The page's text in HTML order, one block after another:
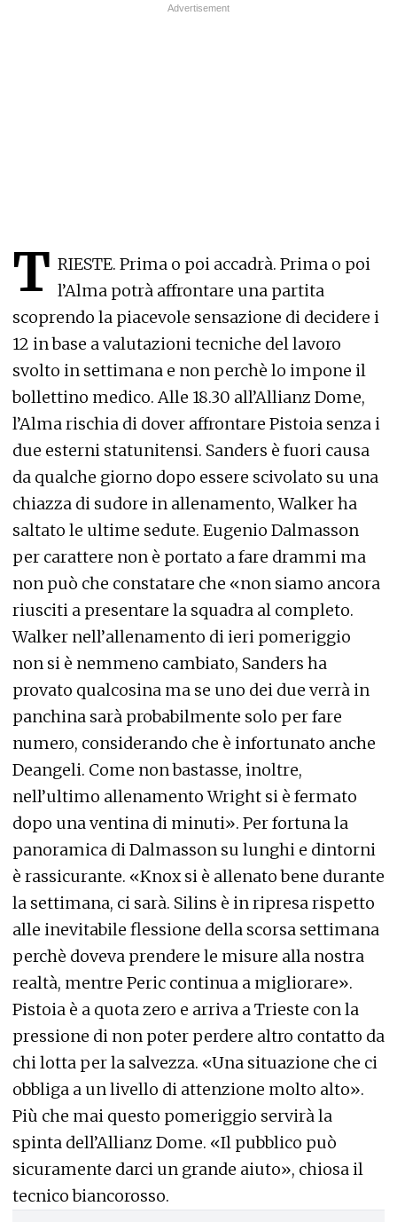
T RIESTE. Prima o poi accadrà. Prima o poi
l’Alma potrà affrontare una partita
scoprendo la piacevole sensazione di decidere i
12 in base a valutazioni tecniche del lavoro
svolto in settimana e non perchè lo impone il
bollettino medico. Alle 18.30 all’Allianz Dome,
l’Alma rischia di dover affrontare Pistoia senza i
due esterni statunitensi. Sanders è fuori causa
da qualche giorno dopo essere scivolato su una
chiazza di sudore in allenamento, Walker ha
saltato le ultime sedute. Eugenio Dalmasson
per carattere non è portato a fare drammi ma
non può che constatare che «non siamo ancora
riusciti a presentare la squadra al completo.
Walker nell’allenamento di ieri pomeriggio
non si è nemmeno cambiato, Sanders ha
provato qualcosina ma se uno dei due verrà in
panchina sarà probabilmente solo per fare
numero, considerando che è infortunato anche
Deangeli. Come non bastasse, inoltre,
nell’ultimo allenamento Wright si è fermato
dopo una ventina di minuti». Per fortuna la
panoramica di Dalmasson su lunghi e dintorni
è rassicurante. «Knox si è allenato bene durante
la settimana, ci sarà. Silins è in ripresa rispetto
alle inevitabile flessione della scorsa settimana
perchè doveva prendere le misure alla nostra
realtà, mentre Peric continua a migliorare».
Pistoia è a quota zero e arriva a Trieste con la
pressione di non poter perdere altro contatto da
chi lotta per la salvezza. «Una situazione che ci
obbliga a un livello di attenzione molto alto».
Più che mai questo pomeriggio servirà la
spinta dell’Allianz Dome. «Il pubblico può
sicuramente darci un grande aiuto», chiosa il
tecnico biancorosso.